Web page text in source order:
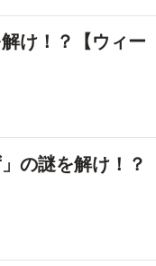
け！？【ウィー
の謎を解け！？